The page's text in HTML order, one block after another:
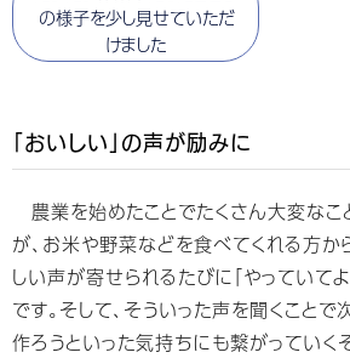
の様子を少し見せていただ
けました
「おいしい」の声が励みに
農業を始めたことでたくさん大変なこ
が、お米や野菜などを食べてくれる方か
しい声が寄せられるたびに「やっていて
です。そして、そういった声を聞くこと
作ろうといった気持ちにも繋がっていく